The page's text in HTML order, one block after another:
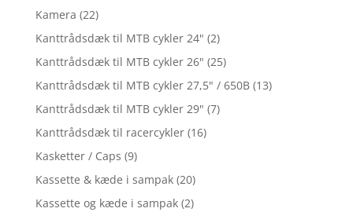
Kamera (22)
Kanttrådsdæk til MTB cykler 24" (2)
Kanttrådsdæk til MTB cykler 26" (25)
Kanttrådsdæk til MTB cykler 27,5" / 650B (13)
Kanttrådsdæk til MTB cykler 29" (7)
Kanttrådsdæk til racercykler (16)
Kasketter / Caps (9)
Kassette & kæde i sampak (20)
Kassette og kæde i sampak (2)